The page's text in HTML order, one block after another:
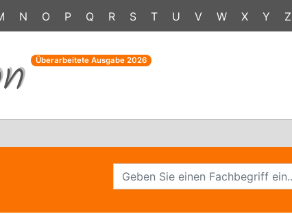
N O P Q R S T U V W X Y Z
Überarbeitete Ausgabe 2026